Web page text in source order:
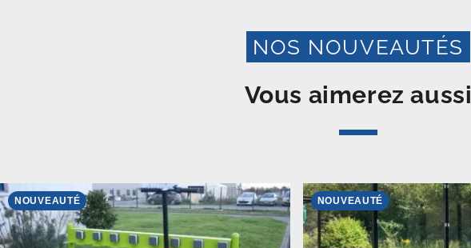
NOS NOUVEAUTÉS
Vous aimerez aussi
NOUVEAUTÉ NOUVEAUTÉ